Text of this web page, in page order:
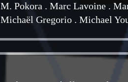
M. Pokora . Marc Lavoine .
Michaël Gregorio . Michael